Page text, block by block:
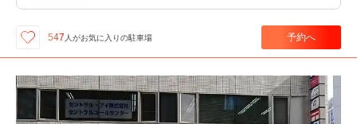
547 人がお気に入りの駐車場 予約へ